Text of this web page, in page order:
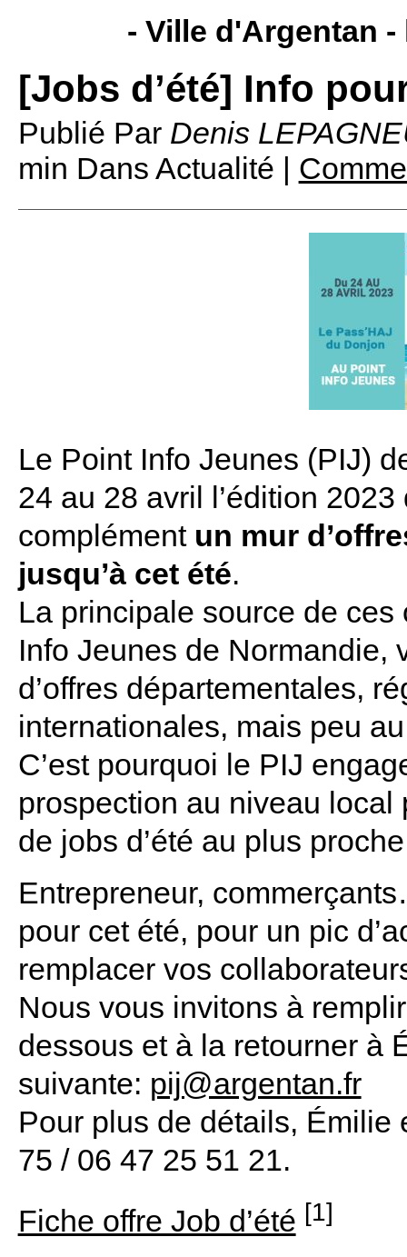
- Ville d'Argentan -
[Jobs d’été] Info
Publié Par Denis
min Dans Actualité |
Le Point Info Jeunes (PIJ)
24 au 28 avril l’édition
complément un mur
jusqu’à cet été.
La principale source de
Info Jeunes de Normandie,
d’offres départementales,
internationales, mais peu
C’est pourquoi le PIJ
prospection au niveau
de jobs d’été au plus
Entrepreneur,
pour cet été, pour un pic
remplacer vos
Nous vous invitons à
dessous et à la retourner à
suivante: pij@argentan.fr
Pour plus de détails, Émilie
75 / 06 47 25 51 21.
Fiche offre Job d’été [1]